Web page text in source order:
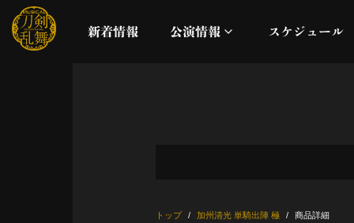
新着情報 公演情報 スケジュール
トップ 加州清光 単騎出陣 極 商品詳細